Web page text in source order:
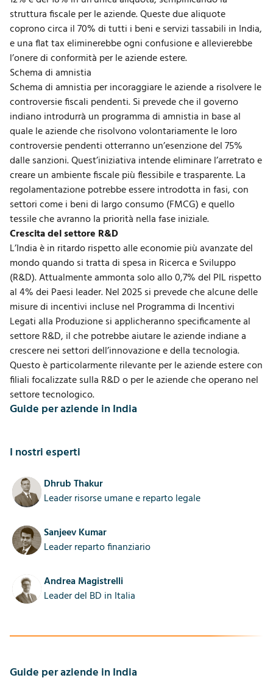
I nostri esperti
Dhrub Thakur
Leader risorse umane e reparto legale
Sanjeev Kumar
Leader reparto finanziario
Andrea Magistrelli
Leader del BD in Italia
Guide per aziende in India
struttura fiscale per le aziende. Queste due aliquote
coprono circa il 70% di tutti i beni e servizi tassabili in India,
e una flat tax eliminerebbe ogni confusione e allevierebbe
l’onere di conformità per le aziende estere.
Schema di amnistia
Schema di amnistia per incoraggiare le aziende a risolvere le
controversie fiscali pendenti. Si prevede che il governo
indiano introdurrà un programma di amnistia in base al
quale le aziende che risolvono volontariamente le loro
controversie pendenti otterranno un’esenzione del 75%
dalle sanzioni. Quest’iniziativa intende eliminare l’arretrato e
creare un ambiente fiscale più flessibile e trasparente. La
regolamentazione potrebbe essere introdotta in fasi, con
settori come i beni di largo consumo (FMCG) e quello
tessile che avranno la priorità nella fase iniziale.
Crescita del settore R&D
L’India è in ritardo rispetto alle economie più avanzate del
mondo quando si tratta di spesa in Ricerca e Sviluppo
(R&D). Attualmente ammonta solo allo 0,7% del PIL rispetto
al 4% dei Paesi leader. Nel 2025 si prevede che alcune delle
misure di incentivi incluse nel Programma di Incentivi
Legati alla Produzione si applicheranno specificamente al
settore R&D, il che potrebbe aiutare le aziende indiane a
crescere nei settori dell’innovazione e della tecnologia.
Questo è particolarmente rilevante per le aziende estere con
filiali focalizzate sulla R&D o per le aziende che operano nel
settore tecnologico.
Guide per aziende in India